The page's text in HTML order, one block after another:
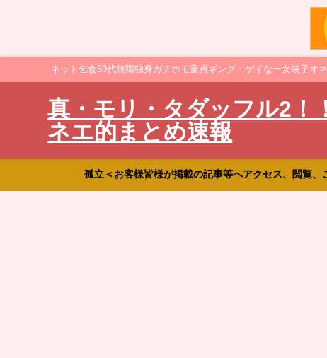
ネット乞食50代無職独身ガチホモ童貞ギング・ゲイなー女装子オ
真・モリ・タダッフル2！
ネエ的まとめ速報
孤立＜お客様皆様が掲載の記事等へアクセス、閲覧